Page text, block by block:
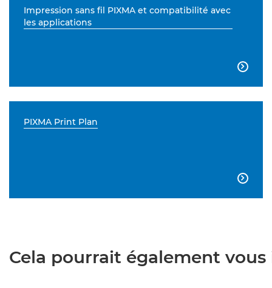
Impression sans fil PIXMA et compatibilité avec
les applications

PIXMA Print Plan

Cela pourrait également vous